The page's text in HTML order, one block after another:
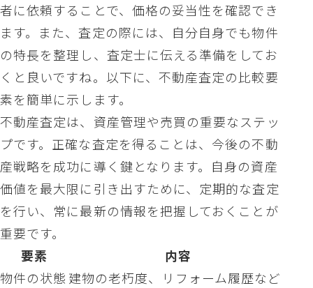
者に依頼することで、価格の妥当性を確認でき
ます。また、査定の際には、自分自身でも物件
の特長を整理し、査定士に伝える準備をしてお
くと良いですね。以下に、不動産査定の比較要
素を簡単に示します。
不動産査定は、資産管理や売買の重要なステッ
プです。正確な査定を得ることは、今後の不動
産戦略を成功に導く鍵となります。自身の資産
価値を最大限に引き出すために、定期的な査定
を行い、常に最新の情報を把握しておくことが
重要です。
要素
内容
物件の状態 建物の老朽度、リフォーム履歴など